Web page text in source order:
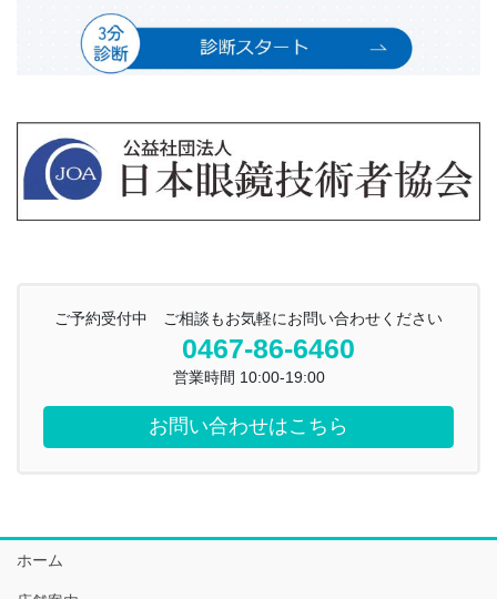
ご予約受付中 ご相談もお気軽にお問い合わせください
0467-86-6460
営業時間 10:00-19:00
お問い合わせはこちら
ホーム